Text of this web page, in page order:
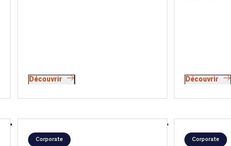
Découvrir Découvrir
Corporate Corporate